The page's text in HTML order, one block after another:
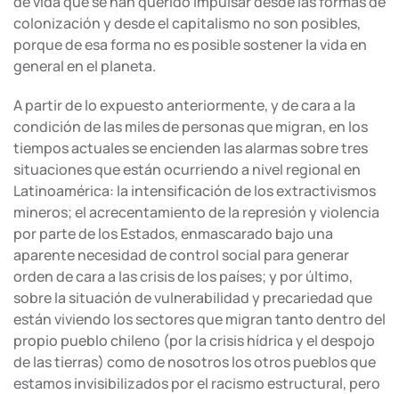
colonización y desde el capitalismo no son posibles,
porque de esa forma no es posible sostener la vida en
general en el planeta.
A partir de lo expuesto anteriormente, y de cara a la
condición de las miles de personas que migran, en los
tiempos actuales se encienden las alarmas sobre tres
situaciones que están ocurriendo a nivel regional en
Latinoamérica: la intensificación de los extractivismos
mineros; el acrecentamiento de la represión y violencia
por parte de los Estados, enmascarado bajo una
aparente necesidad de control social para generar
orden de cara a las crisis de los países; y por último,
sobre la situación de vulnerabilidad y precariedad que
están viviendo los sectores que migran tanto dentro del
propio pueblo chileno (por la crisis hídrica y el despojo
de las tierras) como de nosotros los otros pueblos que
estamos invisibilizados por el racismo estructural, pero